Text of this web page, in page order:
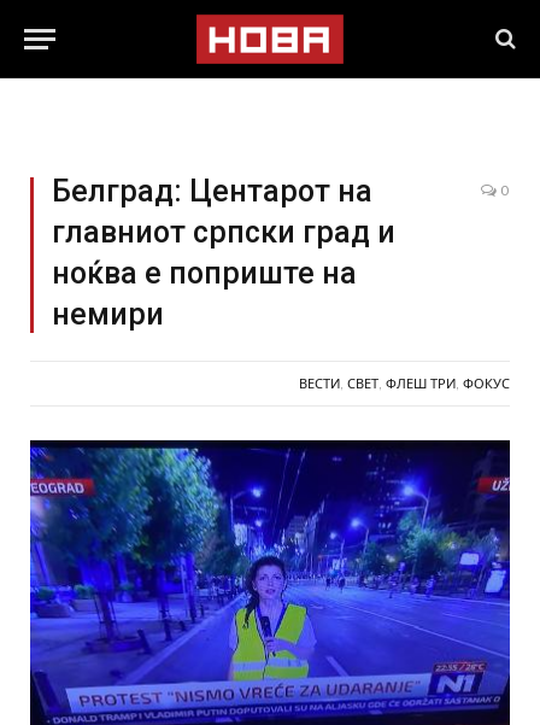
Белград: Центарот на
главниот српски град и
ноќва е поприште на
немири
0
ВЕСТИ СВЕТ ФЛЕШ ТРИ ФОКУС